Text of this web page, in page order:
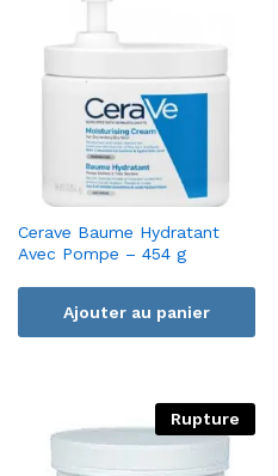
Cerave Baume Hydratant
Avec Pompe – 454 g
Ajouter au panier
Rupture